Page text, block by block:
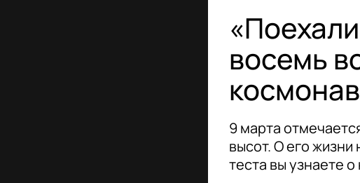
восемь
9 марта
высот. О его
теста вы узнаете